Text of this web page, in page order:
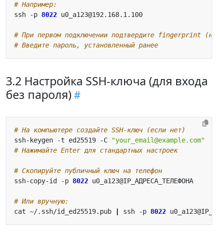
# Например:
ssh -p 8022
# При первом подключении подтвердите fingerprint
# Введите пароль, установленный ранее
3.2 Настройка SSH-ключа (для входа
без пароля)
# На компьютере создайте SSH-ключ (если нет)
ssh-keygen -t ed25519 -C
"your_email@example.com"
# Нажимайте Enter для стандартных настроек
# Скопируйте публичный ключ на телефон
ssh-copy-id -p 8022
# Или вручную:
cat ~/.ssh/id_ed25519.pub
ssh -p 8022